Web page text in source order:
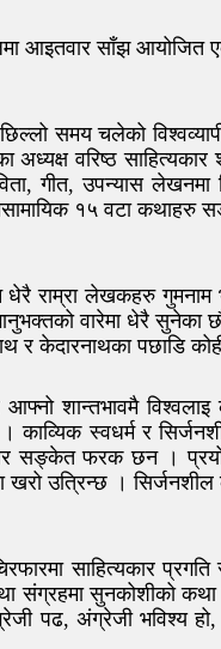
आइतवार साँझ आयोजित
समय चलेको
अध्यक्ष वरिष्ठ
गीत, उपन्यास
१५ वटा कथाहरु
धेरै राम्रा लेखकहरु
भानुभक्तको वारेमा धेरै
र केदारनाथका पछाडि
शान्तभावमै
स्वधर्म र
सङ्केत फरक छन ।
उत्रिन्छ ।
साहित्यकार
संग्रहमा सुनकोशीको
पढ, अंग्रेजी भविश्य